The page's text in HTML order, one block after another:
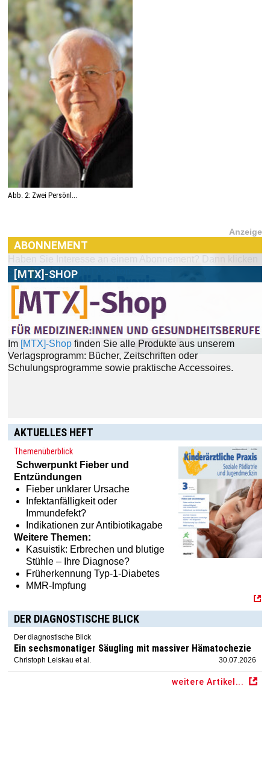
Abb. 2: Zwei Persönl...
Anzeige
ABONNEMENT
Im[MTX]-Shopfinden Sie alle Produkte aus unserem
Verlagsprogramm: Bücher, Zeitschriften oder
Schulungsprogramme sowie praktische Accessoires.
AKTUELLES HEFT
Themenüberblick
Schwerpunkt Fieber und
Entzündungen
Fieber unklarer Ursache
Infektanfälligkeit oder
Immundefekt?
Indikationen zur Antibiotikagabe
Weitere Themen:
Kasuistik: Erbrechen und blutige
Stühle – Ihre Diagnose?
Früherkennung Typ-1-Diabetes
MMR-Impfung
DER DIAGNOSTISCHE BLICK
Der diagnostische Blick
Ein sechsmonatiger Säugling mit massiver Hämatochezie
Christoph Leiskau et al. 30.07.2026
weitere Artikel...